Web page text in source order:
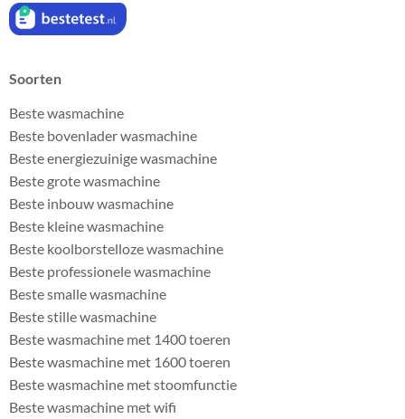
Soorten
Beste wasmachine
Beste bovenlader wasmachine
Beste energiezuinige wasmachine
Beste grote wasmachine
Beste inbouw wasmachine
Beste kleine wasmachine
Beste koolborstelloze wasmachine
Beste professionele wasmachine
Beste smalle wasmachine
Beste stille wasmachine
Beste wasmachine met 1400 toeren
Beste wasmachine met 1600 toeren
Beste wasmachine met stoomfunctie
Beste wasmachine met wifi